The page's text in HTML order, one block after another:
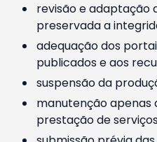
revisão e adaptação
preservada a
adequação dos
publicados e aos
suspensão da
manutenção apenas
prestação de